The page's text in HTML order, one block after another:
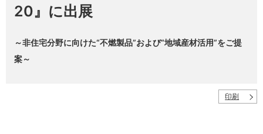
20』に出展
～非住宅分野に向けた“不燃製品”および“地域産材活用”をご提
案～
印刷